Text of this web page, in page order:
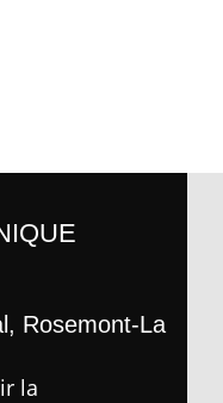
Rosemont-La
la